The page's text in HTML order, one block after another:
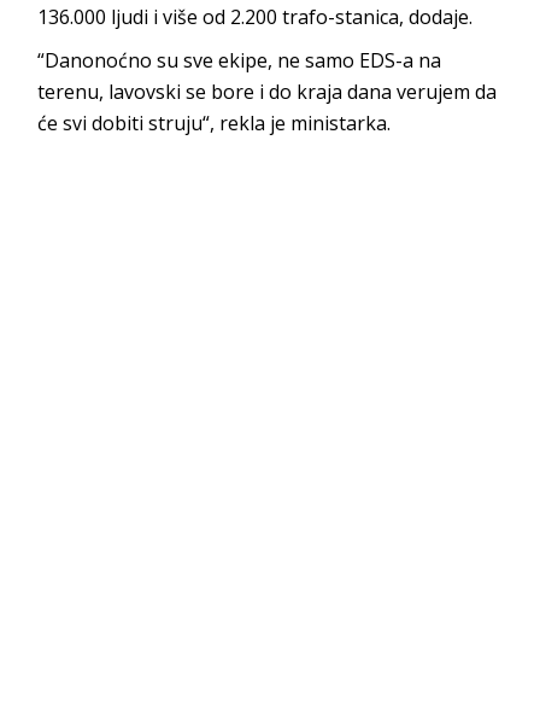
136.000 ljudi i više od 2.200 trafo-stanica, dodaje.
“Danonoćno su sve ekipe, ne samo EDS-a na
terenu, lavovski se bore i do kraja dana verujem da
će svi dobiti struju“, rekla je ministarka.